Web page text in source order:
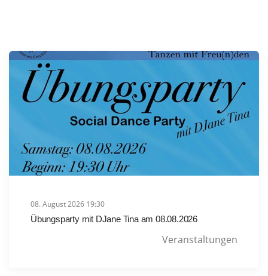
08. August 2026 19:30
Übungsparty mit DJane Tina am 08.08.2026
Veranstaltungen